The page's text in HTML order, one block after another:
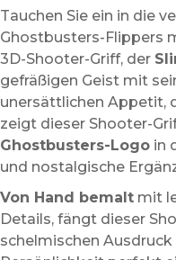
Tauchen Sie ein in die
Ghostbusters-Flippers
3D-Shooter-Griff, der
gefräßigen Geist mit
unersättlichen Appetit,
zeigt dieser Shooter-
Ghostbusters-Logo in
und nostalgische
Von Hand bemalt mit
Details, fängt dieser
schelmischen